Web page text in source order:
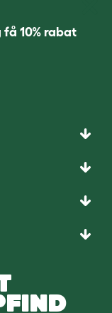
10% rabat